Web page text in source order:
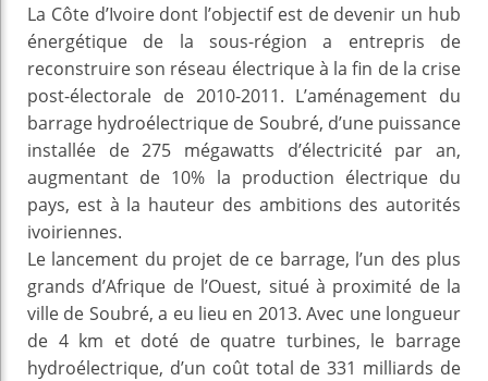
La Côte d’Ivoire dont l’objectif est de devenir un hub
énergétique de la sous-région a entrepris de
reconstruire son réseau électrique à la fin de la crise
post-électorale de 2010-2011. L’aménagement du
barrage hydroélectrique de Soubré, d’une puissance
installée de 275 mégawatts d’électricité par an,
augmentant de 10% la production électrique du
pays, est à la hauteur des ambitions des autorités
ivoiriennes.
Le lancement du projet de ce barrage, l’un des plus
grands d’Afrique de l’Ouest, situé à proximité de la
ville de Soubré, a eu lieu en 2013. Avec une longueur
de 4 km et doté de quatre turbines, le barrage
hydroélectrique, d’un coût total de 331 milliards de